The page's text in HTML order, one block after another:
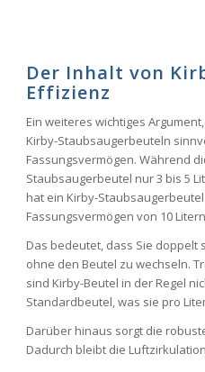
Der Inhalt von
Effizienz
Ein weiteres wichtiges
Kirby-Staubsaugerbeuteln
Fassungsvermögen. Während
Staubsaugerbeutel nur 3 bis 5
hat ein Kirby-
Fassungsvermögen von 10
Das bedeutet, dass Sie doppelt
ohne den Beutel zu wechseln.
sind Kirby-Beutel in der Regel
Standardbeutel, was sie pro
Darüber hinaus sorgt die
Dadurch bleibt die